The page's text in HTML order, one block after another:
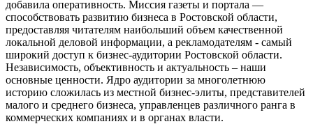
добавила оперативность. Миссия газеты и портала —
способствовать развитию бизнеса в Ростовской области,
предоставляя читателям наибольший объем качественной
локальной деловой информации, а рекламодателям - самый
широкий доступ к бизнес-аудитории Ростовской области.
Независимость, объективность и актуальность – наши
основные ценности. Ядро аудитории за многолетнюю
историю сложилась из местной бизнес-элиты, представителей
малого и среднего бизнеса, управленцев различного ранга в
коммерческих компаниях и в органах власти.